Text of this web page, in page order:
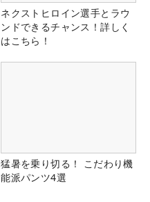
ネクストヒロイン選手とラウ
ンドできるチャンス！詳しく
はこちら！
猛暑を乗り切る！ こだわり機
能派パンツ4選